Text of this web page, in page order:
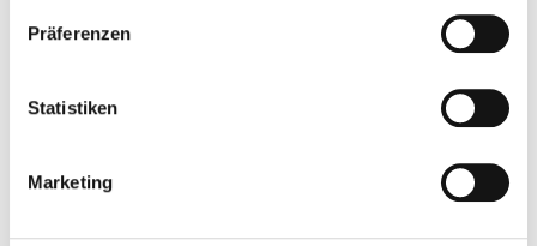
Präferenzen
Statistiken
Marketing